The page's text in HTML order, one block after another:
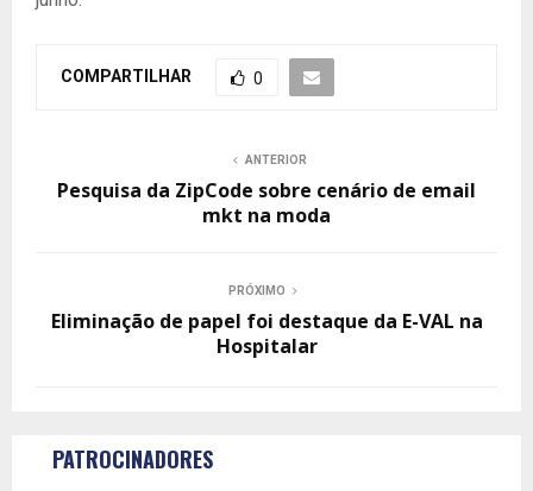
COMPARTILHAR 0
ANTERIOR
Pesquisa da ZipCode sobre cenário de email
mkt na moda
PRÓXIMO
Eliminação de papel foi destaque da E-VAL na
Hospitalar
PATROCINADORES